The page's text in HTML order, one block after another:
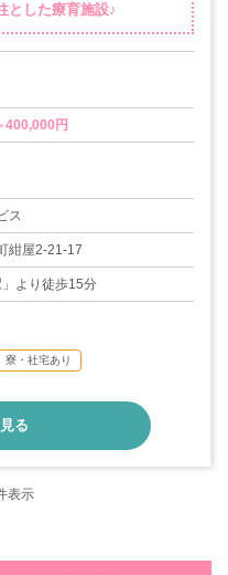
とした療育施設♪
400,000円
績あり
ス
紺屋2-21-17
より徒歩15分
寮・社宅あり
る
表示